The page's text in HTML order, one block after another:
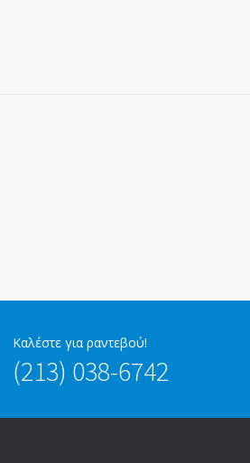
Καλέστε για ραντεβού!
(213) 038-6742